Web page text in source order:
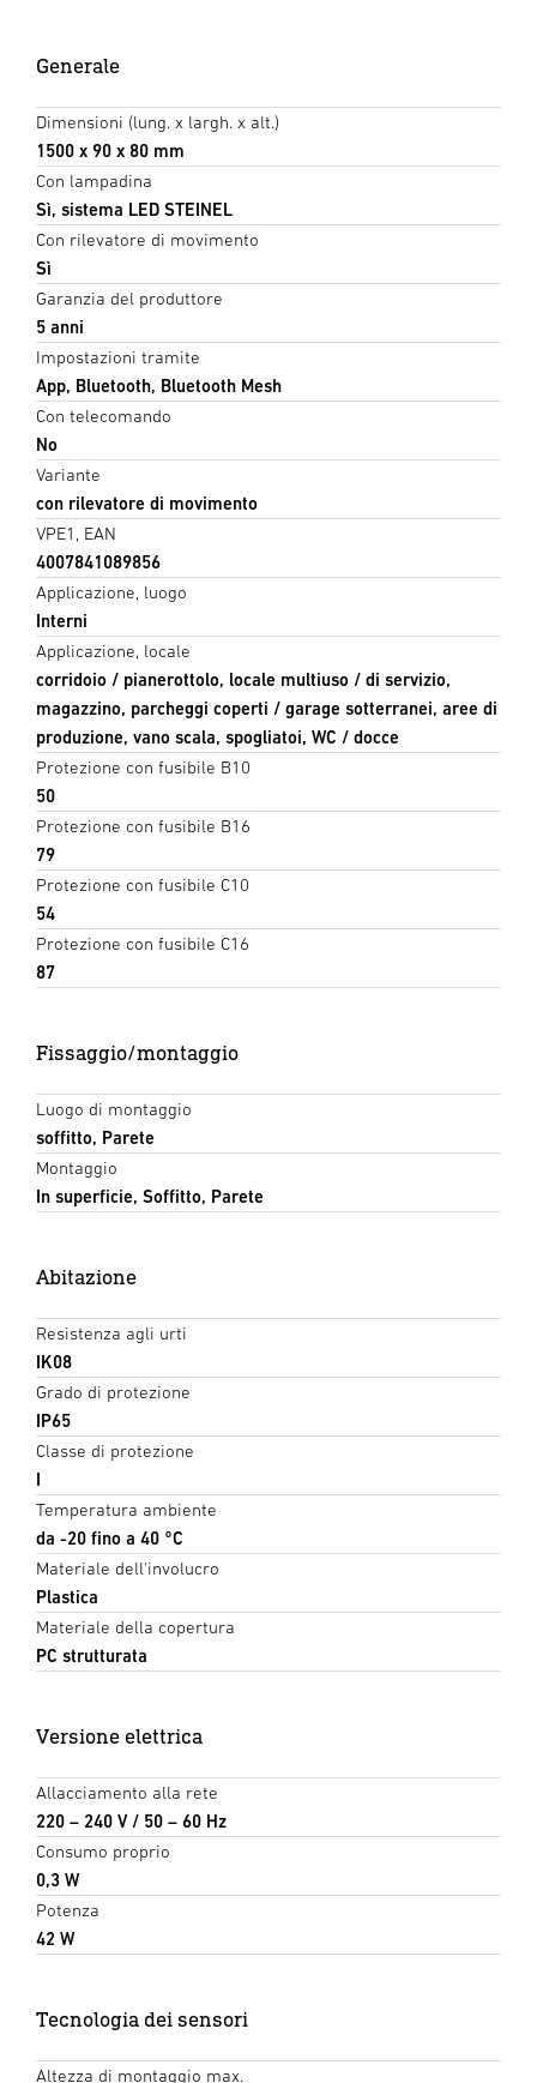
Generale
Dimensioni (lung. x largh. x alt.)
1500 x 90 x 80 mm
Con lampadina
Sì, sistema LED STEINEL
Con rilevatore di movimento
Sì
Garanzia del produttore
5 anni
Impostazioni tramite
App, Bluetooth, Bluetooth Mesh
Con telecomando
No
Variante
con rilevatore di movimento
VPE1, EAN
4007841089856
Applicazione, luogo
Interni
Applicazione, locale
corridoio / pianerottolo, locale multiuso / di servizio,
magazzino, parcheggi coperti / garage sotterranei, aree di
produzione, vano scala, spogliatoi, WC / docce
Protezione con fusibile B10
50
Protezione con fusibile B16
79
Protezione con fusibile C10
54
Protezione con fusibile C16
87
Fissaggio/montaggio
Luogo di montaggio
soffitto, Parete
Montaggio
In superficie, Soffitto, Parete
Abitazione
Resistenza agli urti
IK08
Grado di protezione
IP65
Classe di protezione
I
Temperatura ambiente
da -20 fino a 40 °C
Materiale dell'involucro
Plastica
Materiale della copertura
PC strutturata
Versione elettrica
Allacciamento alla rete
220 – 240 V / 50 – 60 Hz
Consumo proprio
0,3 W
Potenza
42 W
Tecnologia dei sensori
Altezza di montaggio max.